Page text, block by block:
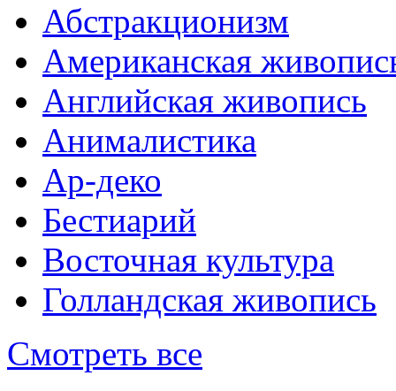
Абстракционизм
Американская
Английская живопись
Анималистика
Ар-деко
Бестиарий
Восточная культура
Голландская живопись
Смотреть все